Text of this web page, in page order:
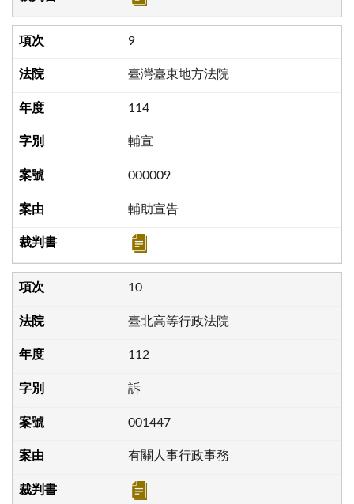
9
臺灣臺東地方法院
114
輔宣
000009
輔助宣告
10
臺北高等行政法院
112
訴
001447
有關人事行政事務